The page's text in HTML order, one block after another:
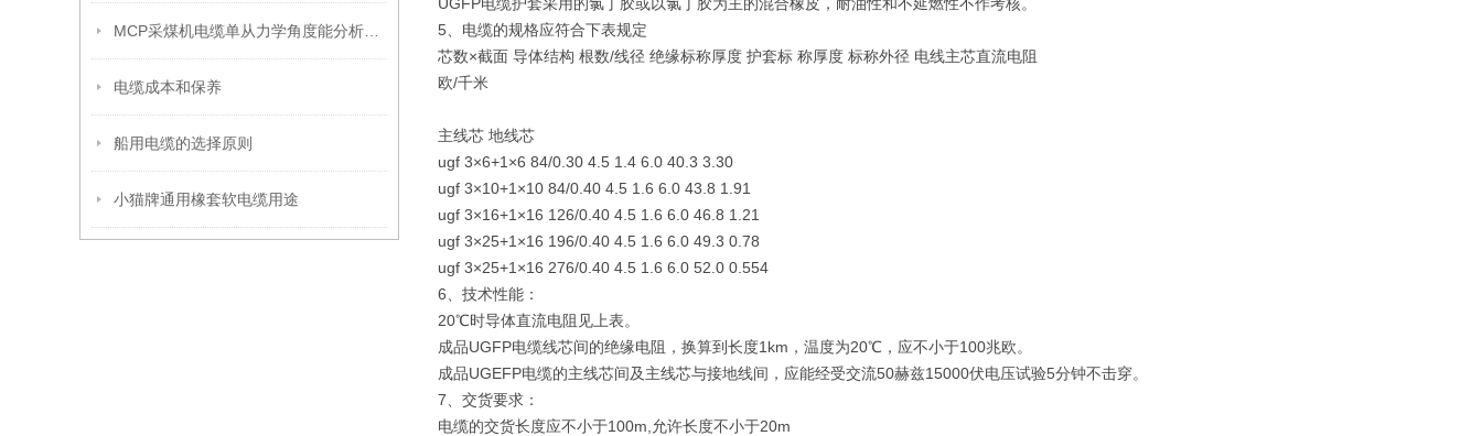
电缆成本和保养
船用电缆的选择原则
小猫牌通用橡套软电缆用途
5、电缆的规格应符合下表规定
芯数×截面 导体结构 根数/线径 绝缘标称厚度 护套标 称厚度 标称外径 电线主芯直流电阻
欧/千米
主线芯 地线芯
ugf 3×6+1×6 84/0.30 4.5 1.4 6.0 40.3 3.30
ugf 3×10+1×10 84/0.40 4.5 1.6 6.0 43.8 1.91
ugf 3×16+1×16 126/0.40 4.5 1.6 6.0 46.8 1.21
ugf 3×25+1×16 196/0.40 4.5 1.6 6.0 49.3 0.78
ugf 3×25+1×16 276/0.40 4.5 1.6 6.0 52.0 0.554
6、技术性能：
20℃时导体直流电阻见上表。
成品UGFP电缆线芯间的绝缘电阻，换算到长度1km，温度为20℃，应不小于100兆欧。
成品UGEFP电缆的主线芯间及主线芯与接地线间，应能经受交流50赫兹15000伏电压试验5分钟不击穿。
7、交货要求：
电缆的交货长度应不小于100m,允许长度不小于20m